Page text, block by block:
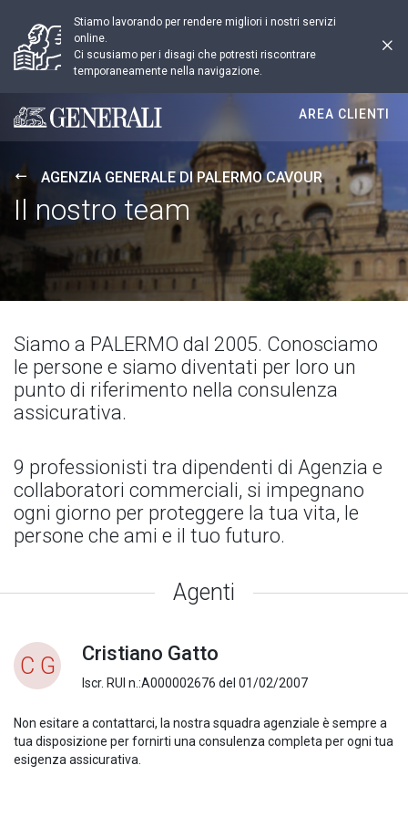
Stiamo lavorando per rendere migliori i nostri servizi
online.
Ci scusiamo per i disagi che potresti riscontrare
temporaneamente nella navigazione.
Generali logo
AREA CLIENTI
AGENZIA GENERALE DI PALERMO CAVOUR
Il nostro team
Siamo a PALERMO dal 2005. Conosciamo
le persone e siamo diventati per loro un
punto di riferimento nella consulenza
assicurativa.
9 professionisti tra dipendenti di Agenzia e
collaboratori commerciali, si impegnano
ogni giorno per proteggere la tua vita, le
persone che ami e il tuo futuro.
Agenti
C G Cristiano Gatto
Iscr. RUI n.:A000002676 del 01/02/2007
Non esitare a contattarci, la nostra squadra agenziale è sempre a
tua disposizione per fornirti una consulenza completa per ogni tua
esigenza assicurativa.